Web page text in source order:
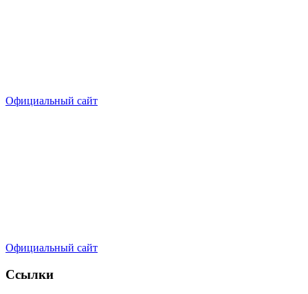
Официальный сайт
Официальный сайт
Ссылки